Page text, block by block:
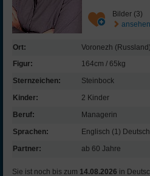
Bilder (3)
ansehen
Ort:
Voronezh (Russland)
Figur:
164cm / 65kg
Sternzeichen:
Steinbock
Kinder:
2 Kinder
Beruf:
Managerin
Sprachen:
Englisch (1)
Partner:
ab 60 Jahre
Sie ist noch bis zum 14.08.2026 in